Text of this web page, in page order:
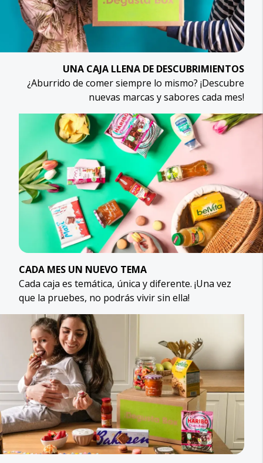
UNA CAJA LLENA DE DESCUBRIMIENTOS
¿Aburrido de comer siempre lo mismo? ¡Descubre
nuevas marcas y sabores cada mes!
CADA MES UN NUEVO TEMA
Cada caja es temática, única y diferente. ¡Una vez
que la pruebes, no podrás vivir sin ella!